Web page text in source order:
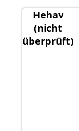
Hehav
(nicht
überprüft)